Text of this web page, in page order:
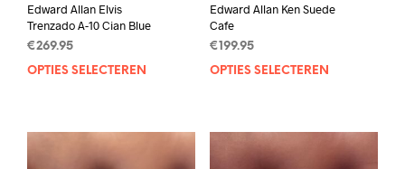
Edward Allan Elvis
Trenzado A-10 Cian Blue
€269.95
OPTIES SELECTEREN
Dit
meerdere
Edward Allan Ken Suede
Cafe
€ 199.95
OPTIES SELECTEREN